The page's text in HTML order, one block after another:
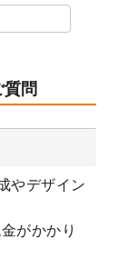
ーデザイン
で作成でき
ートを追加し
きるようにな
テンプレー
問
やデザイン
がかかり